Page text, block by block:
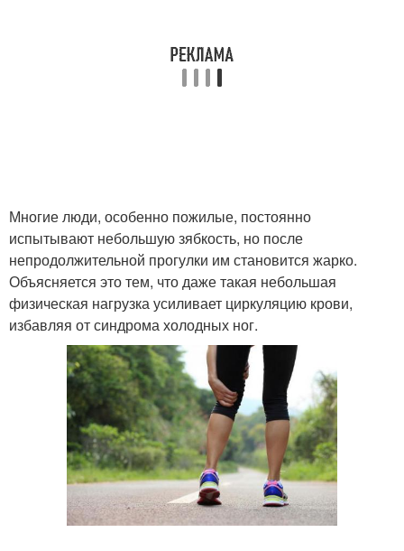
Многие люди, особенно пожилые, постоянно
испытывают небольшую зябкость, но после
непродолжительной прогулки им становится жарко.
Объясняется это тем, что даже такая небольшая
физическая нагрузка усиливает циркуляцию крови,
избавляя от синдрома холодных ног.